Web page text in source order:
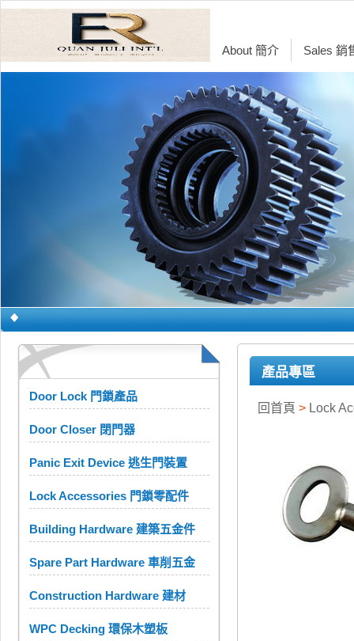
About 簡介 Sales 銷
Door Lock 門鎖產品
Door Closer 閉門器
Panic Exit Device 逃生門裝置
Lock Accessories 門鎖零配件
Building Hardware 建築五金件
Spare Part Hardware 車削五金
Construction Hardware 建材
WPC Decking 環保木塑板
產品專區
回首頁 > Lock